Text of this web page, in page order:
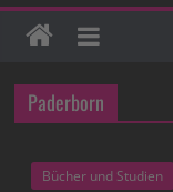
Paderborn
Bücher und Studien